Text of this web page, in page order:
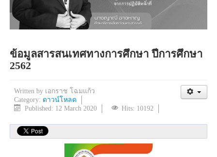
ข้อมูลสารสนเทศทางการศึกษา ปีการศึกษา
2562
Written by เอกราช โฉมแก้ว
Category: ดาวน์โหลด
Published: 12 March 2020
Hits: 10192